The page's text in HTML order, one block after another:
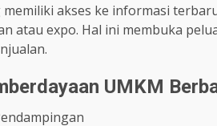
akses ke informasi
atau expo. Hal ini membuka
UMKM